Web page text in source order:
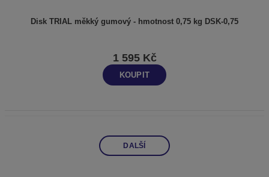
Disk TRIAL měkký gumový - hmotnost 0,75 kg DSK-0,75
1 595 Kč
KOUPIT
DALŠÍ